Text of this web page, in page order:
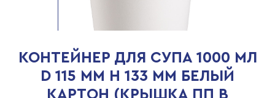
КОНТЕЙНЕР ДЛЯ СУПА 1000 МЛ
D 115 ММ H 133 ММ БЕЛЫЙ
КАРТОН (КРЫШКА ПП В